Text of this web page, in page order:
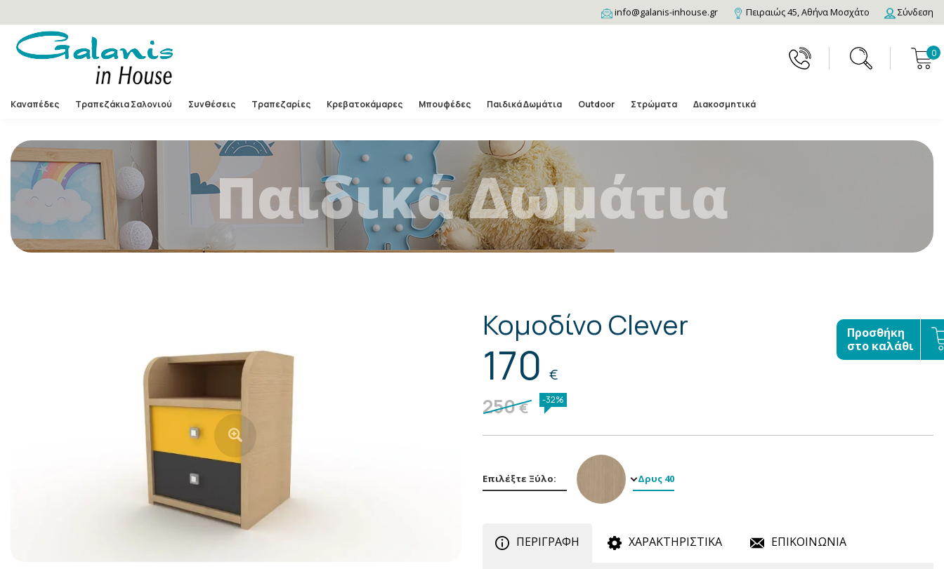
info@galanis-inhouse.gr Πειραιώς 45, Αθήνα Μοσχάτο Σύνδεση
0
Καναπέδες Τραπεζάκια Σαλονιού Συνθέσεις Τραπεζαρίες Κρεβατοκάμαρες Μπουφέδες Παιδικά Δωμάτια Outdoor Στρώματα Διακοσμητικά
Παιδικά Δωμάτια
Κομοδίνο Clever
170 €
250€ -32%
Προσθήκη
στο καλάθι
Επιλέξτε Ξύλο: Δρυς 40
ΠΕΡΙΓΡΑΦΗ ΧΑΡΑΚΤΗΡΙΣΤΙΚΑ ΕΠΙΚΟΙΝΩΝΙΑ